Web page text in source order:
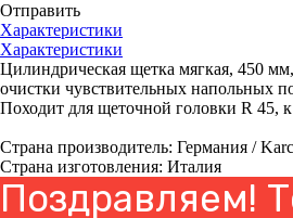
Отправить
Характеристики
Характеристики
Цилиндрическая щетка мягкая, 450
очистки чувствительных напольных
Походит для щеточной головки R 45,
Страна производитель: Германия /
Страна изготовления: Италия
Поздравляем!